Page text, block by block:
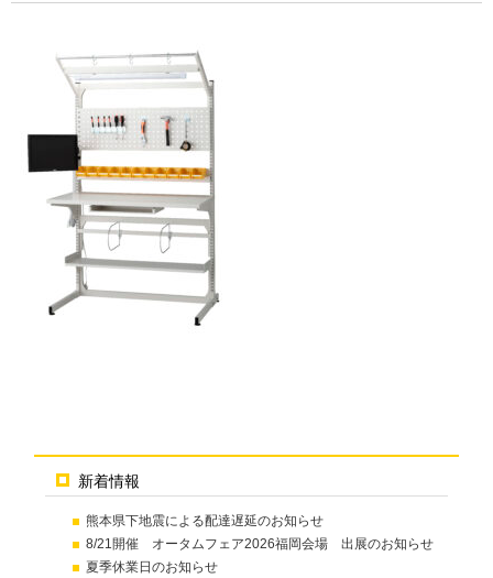
新着情報
熊本県下地震による配達遅延のお知らせ
8/21開催 オータムフェア2026福岡会場 出展のお知らせ
夏季休業日のお知らせ